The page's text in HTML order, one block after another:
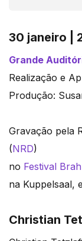
30 janeiro |
Grande
Realização e
Produção:
Gravação pela
(NRD)
no Festival
na Kuppelsaal,
Christian